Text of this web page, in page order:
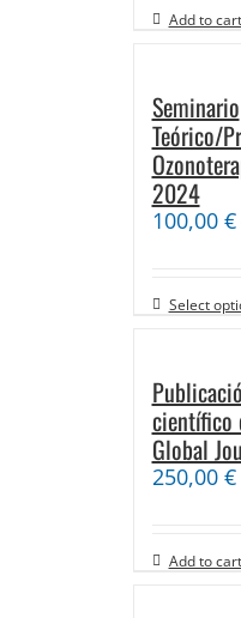
Add to cart
Seminario
Teórico/
2024
100,00 €
Select
científico
Global
250,00 €
Add to cart